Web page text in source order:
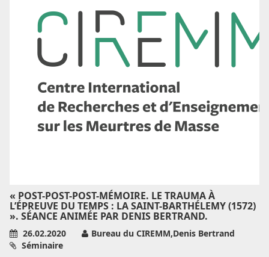
« POST-POST-POST-MÉMOIRE. LE TRAUMA À
L’ÉPREUVE DU TEMPS : LA SAINT-BARTHÉLEMY (1572)
». SÉANCE ANIMÉE PAR DENIS BERTRAND.
26.02.2020
Bureau du CIREMM,Denis Bertrand
Séminaire